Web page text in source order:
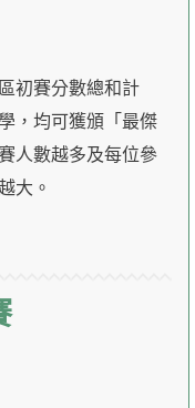
初賽分數總和計
，均可獲頒「最傑
人數越多及每位參
大。